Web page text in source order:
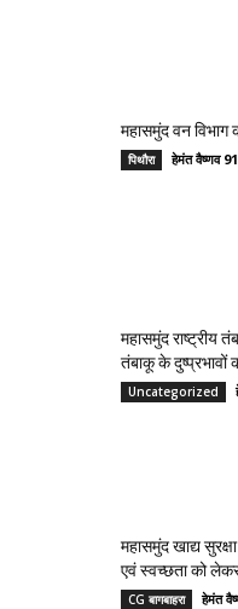
महासमुंद वन विभाग
पिथौरा हेमंत वैष्णव
महासमुंद राष्ट्रीय
तंबाकू के दुष्प्रभावों
Uncategorized
महासमुंद खाद्य सुरक्षा
एवं स्वच्छता को
CG बागबाहरा हेमंत